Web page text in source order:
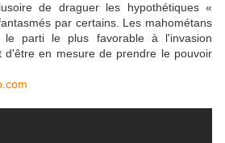
de draguer les hypothétiques «
par certains. Les mahométans
le parti le plus favorable à l'invasion
d'être en mesure de prendre le pouvoir